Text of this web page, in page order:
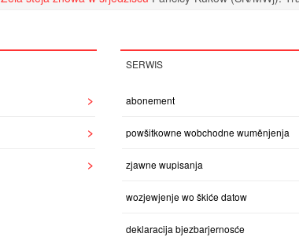
SERWIS
abonement
powšitkowne wobchodne wuměnjenja
zjawne wupisanja
wozjewjenje wo škiće datow
deklaracija bjezbarjernosće